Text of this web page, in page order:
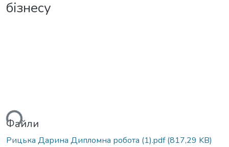
бізнесу
Файли
Рицька Дарина Дипломна робота (1).pdf(817,29 KB)